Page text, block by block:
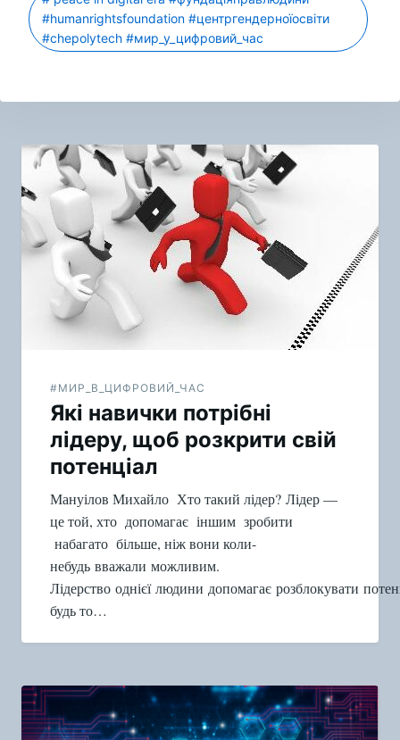
#humanrightsfoundation #центргендерноїосвіти
#chepolytech #мир_у_цифровий_час
Навигация
по
записям
#МИР_В_ЦИФРОВИЙ_ЧАС
Які навички потрібні
лідеру, щоб розкрити свій
потенціал
Мануілов Михайло Хто такий лідер? Лідер —
це той, хто допомагає іншим зробити
набагато більше, ніж вони коли-
небудь вважали можливим.
Лідерство однієї людини допомагає розблокувати
будь то…